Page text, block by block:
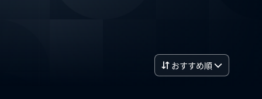
おすすめ順